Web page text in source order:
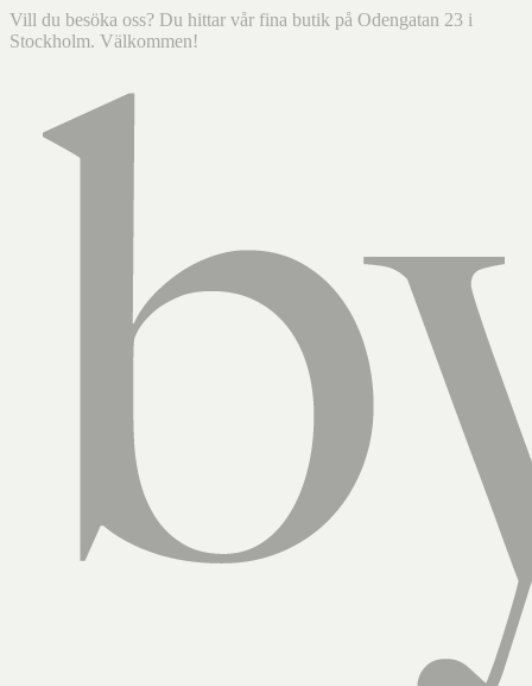
Vill du besöka oss? Du hittar vår fina butik på Odengatan 23 i
Stockholm. Välkommen!